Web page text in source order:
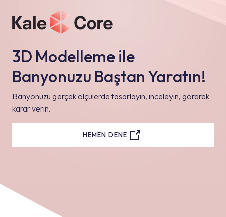
3D Modelleme ile
Banyonuzu Baştan Yaratın!
Banyonuzu gerçek ölçülerde tasarlayın, inceleyin, görerek
karar verin.
HEMEN DENE